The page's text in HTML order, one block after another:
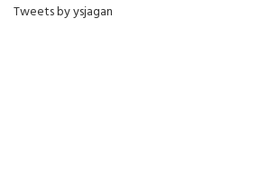
Tweets by ysjagan